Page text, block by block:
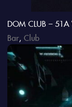
DOM CLUB –
Bar, Club